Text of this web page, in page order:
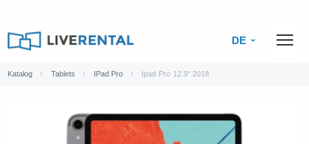
DE
Katalog Tablets IPad Pro Ipad Pro 12.9" 2018